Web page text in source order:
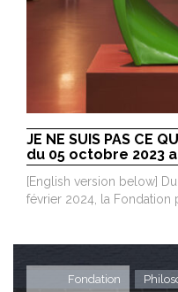
JE NE SUIS PAS CE
du 05 octobre 2023
[English version below]
février 2024, la Fondation
Fondation